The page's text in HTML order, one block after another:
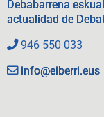
Debabarrena
actualidad de
946 550 033
info@eiberri.eus